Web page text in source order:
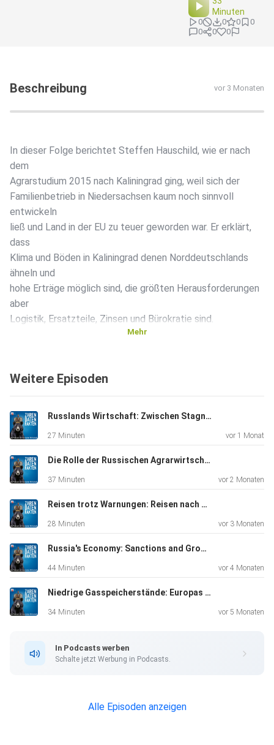
Minuten
0 0 0
0
0
0 0
Beschreibung vor 3 Monaten
In dieser Folge berichtet Steffen Hauschild, wie er nach
dem
Agrarstudium 2015 nach Kaliningrad ging, weil sich der
Familienbetrieb in Niedersachsen kaum noch sinnvoll
entwickeln
ließ und Land in der EU zu teuer geworden war. Er erklärt,
dass
Klima und Böden in Kaliningrad denen Norddeutschlands
ähneln und
hohe Erträge möglich sind, die größten Herausforderungen
aber
Logistik, Ersatzteile, Zinsen und Bürokratie sind.
Mehr
Weitere Episoden
Russlands Wirtschaft: Zwischen Stagnation und Rezession (Gast: Prof. Alexander Libman)
27 Minuten vor 1 Monat
Die Rolle der Russischen Agrarwirtschaft in der Welt (Gast: Klaus John)
37 Minuten vor 2 Monaten
Reisen trotz Warnungen: Reisen nach Russland 2026 (Gast: Karsten Packeiser)
28 Minuten vor 3 Monaten
Russia's Economy: Sanctions and Growth Prospects (Guest: Prof. Jacques Sapir)
44 Minuten vor 4 Monaten
Niedrige Gasspeicherstände: Europas Herausforderung im Energiemarkt (Gast: Dr. Heiko Lohmann)
34 Minuten vor 5 Monaten
In Podcasts werben
Schalte jetzt Werbung in Podcasts.
Alle Episoden anzeigen